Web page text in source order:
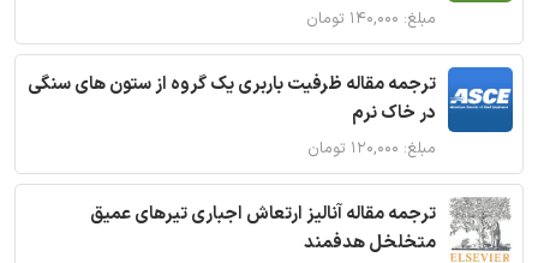
مبلغ: ۱۴۰,۰۰۰ تومان
ترجمه مقاله ظرفیت باربری یک گروه از ستون های سنگی
در خاک نرم
مبلغ: ۱۲۰,۰۰۰ تومان
ترجمه مقاله آنالیز ارتعاش اجباری تیرهای عمیق
متخلخل هدفمند